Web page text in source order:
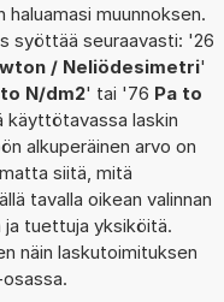
muunnoksen.
syöttää seuraavasti: '26
/ Neliödesimetri'
N/dm2' tai '76 Pa to
käyttötavassa laskin
alkuperäinen arvo on
siitä, mitä
tavalla oikean valinnan
tuettuja yksiköitä.
näin laskutoimituksen